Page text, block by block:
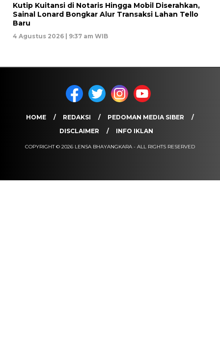
Kutip Kuitansi di Notaris Hingga Mobil Diserahkan,
Sainal Lonard Bongkar Alur Transaksi Lahan Tello
Baru
4 Agustus 2026 | 9:37 am WIB
HOME REDAKSI
PEDOMAN MEDIA SIBER
DISCLAIMER
INFO IKLAN
COPYRIGHT © 2026 LENSA BHAYANGKARA - ALL RIGHTS RESERVED